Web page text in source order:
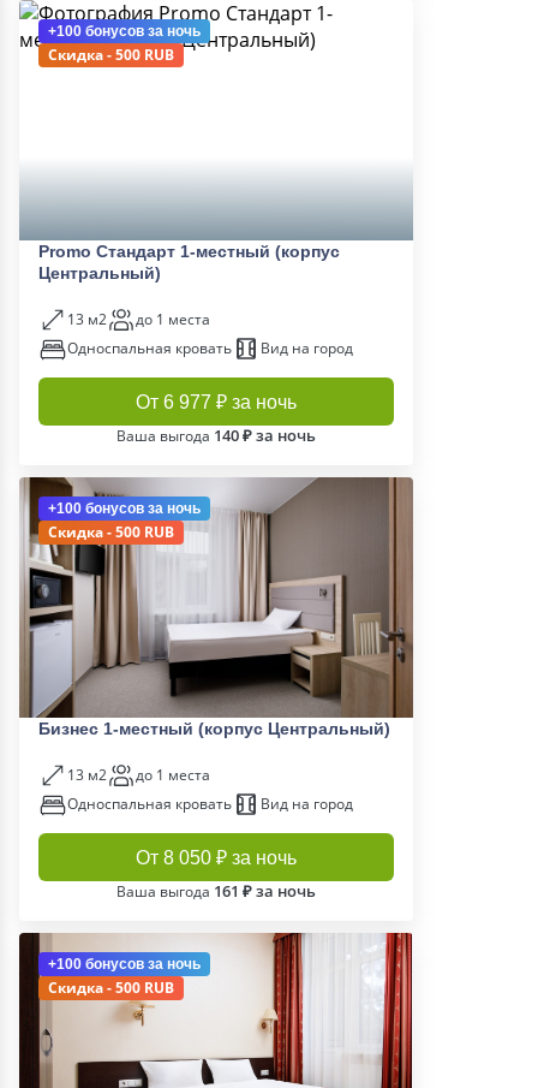
+100 бонусов за ночь
Скидка - 500 RUB
Promo Стандарт 1-местный (корпус
Центральный)
13 м2
до 1 места
Односпальная кровать
Вид на город
От 6 977 ₽ за ночь
Ваша выгода 140 ₽ за ночь
+100 бонусов за ночь
Скидка - 500 RUB
Бизнес 1-местный (корпус Центральный)
13 м2
до 1 места
Односпальная кровать
Вид на город
От 8 050 ₽ за ночь
Ваша выгода 161 ₽ за ночь
+100 бонусов за ночь
Скидка - 500 RUB